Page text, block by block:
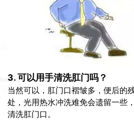
3. 可以用手清洗肛门吗？
当然可以，肛门口褶皱多，便后的
处，光用热水冲洗难免会遗留一些
清洗肛门口。